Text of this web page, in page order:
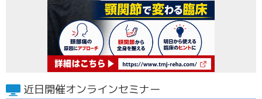
近日開催オンラインセミナー